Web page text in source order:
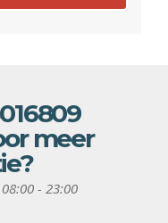
meer
- 23:00